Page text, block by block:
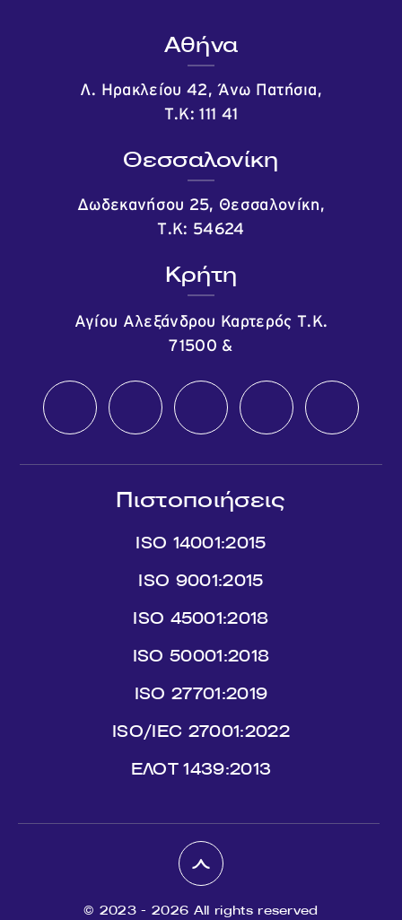
Αθήνα
Λ. Ηρακλείου 42, Άνω Πατήσια,
Τ.Κ: 111 41
Θεσσαλονίκη
Δωδεκανήσου 25, Θεσσαλονίκη,
Τ.Κ: 54624
Κρήτη
Αγίου Αλεξάνδρου Καρτερός Τ.Κ.
71500 &
Πιστοποιήσεις
ISO 14001:2015
ISO 9001:2015
ISO 45001:2018
ISO 50001:2018
ISO 27701:2019
ISO/IEC 27001:2022
ΕΛΟΤ 1439:2013
© 2023 - 2026 All rights reserved